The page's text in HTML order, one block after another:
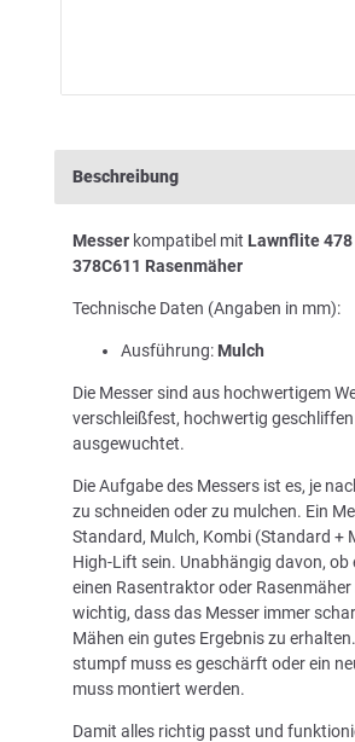
Beschreibung
Messer kompatibel mit Lawnflite 478
378C611 Rasenmäher
Technische Daten (Angaben in mm):
Ausführung: Mulch
Die Messer sind aus hochwertigem
verschleißfest, hochwertig geschliffen
ausgewuchtet.
Die Aufgabe des Messers ist es, je
zu schneiden oder zu mulchen. Ein
Standard, Mulch, Kombi (Standard +
High-Lift sein. Unabhängig davon, ob
einen Rasentraktor oder
wichtig, dass das Messer immer
Mähen ein gutes Ergebnis zu
stumpf muss es geschärft oder ein
muss montiert werden.
Damit alles richtig passt und